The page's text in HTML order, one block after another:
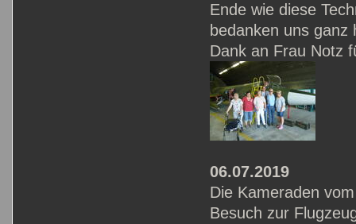
Ende wie diese
bedanken uns
Dank an Frau Notz
06.07.2019
Die Kameraden
Besuch zur